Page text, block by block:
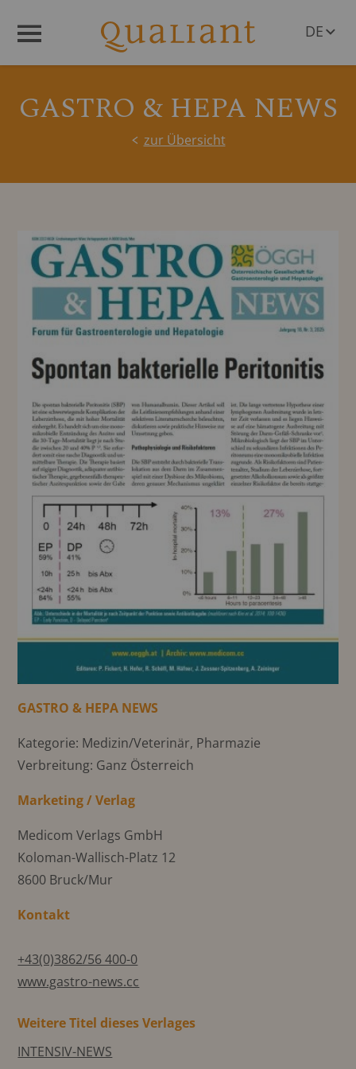
DE
GASTRO & HEPA NEWS
zur Übersicht
GASTRO & HEPA NEWS
Kategorie: Medizin/Veterinär, Pharmazie
Verbreitung: Ganz Österreich
Marketing / Verlag
Medicom Verlags GmbH
Koloman-Wallisch-Platz 12
8600 Bruck/Mur
Kontakt
+43(0)3862/56 400-0
www.gastro-news.cc
Weitere Titel dieses Verlages
INTENSIV-NEWS